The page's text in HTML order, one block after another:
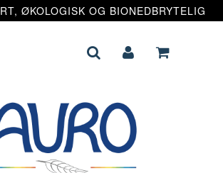
ØKOLOGISK OG BIONEDBRYTELIG